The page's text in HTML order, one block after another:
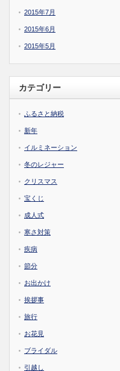
2015年7月
2015年6月
2015年5月
カテゴリー
ふるさと納税
新年
イルミネーション
冬のレジャー
クリスマス
宝くじ
成人式
寒さ対策
疾病
節分
お出かけ
挨拶事
旅行
お花見
ブライダル
引越し